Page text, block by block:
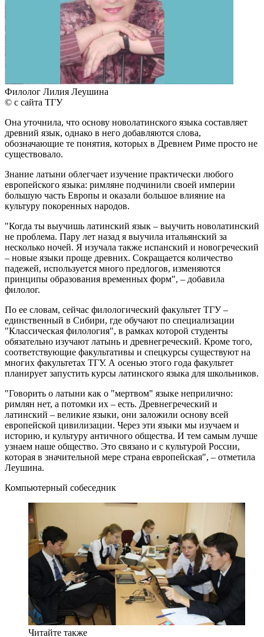
Филолог Лилия Леушина
© с сайта ТГУ
Она уточнила, что основу новолатинского языка составляет
древний язык, однако в него добавляются слова,
обозначающие те понятия, которых в Древнем Риме просто не
существовало.
Знание латыни облегчает изучение практически любого
европейского языка: римляне подчинили своей империи
большую часть Европы и оказали большое влияние на
культуру покоренных народов.
"Когда ты выучишь латинский язык – выучить новолатинский
не проблема. Пару лет назад я выучила итальянский за
несколько ночей. Я изучала также испанский и новогреческий
– новые языки проще древних. Сокращается количество
падежей, используется много предлогов, изменяются
принципы образования временных форм", – добавила
филолог.
По ее словам, сейчас филологический факультет ТГУ –
единственный в Сибири, где обучают по специализации
"Классическая филология", в рамках которой студенты
обязательно изучают латынь и древнегреческий. Кроме того,
соответствующие факультативы и спецкурсы существуют на
многих факультетах ТГУ. А осенью этого года факультет
планирует запустить курсы латинского языка для школьников.
"Говорить о латыни как о "мертвом" языке неприлично:
римлян нет, а потомки их – есть. Древнегреческий и
латинский – великие языки, они заложили основу всей
европейской цивилизации. Через эти языки мы изучаем и
историю, и культуру античного общества. И тем самым лучше
узнаем наше общество. Это связано и с культурой России,
которая в значительной мере страна европейская", – отметила
Леушина.
Компьютерный собеседник
Читайте также